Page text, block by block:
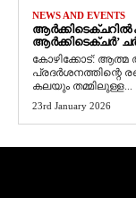
NEWS AND EVENTS
ആർക്കിടെക്ചർ’
​കോഴിക്കോട്: ആത്മ
പ്രദർശനത്തിന്റെ
കലയും തമ്മിലുള്ള...
23rd January 2026